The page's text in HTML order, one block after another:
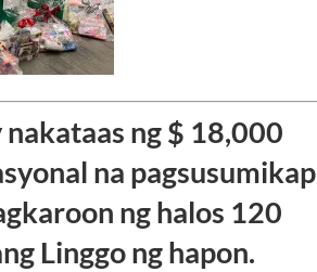
ng $ 18,000
na pagsusumikap
ng halos 120
Linggo ng hapon.